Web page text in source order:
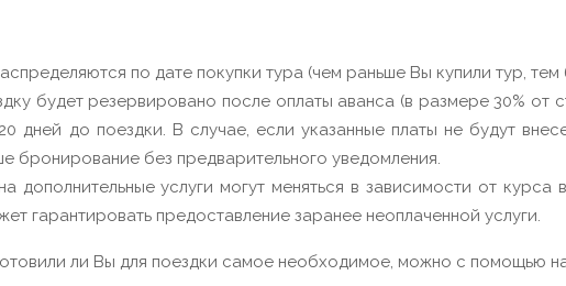
по дате покупки тура (чем раньше Вы купили тур,
будет резервировано после оплаты аванса (в размере 30% от
дней до поездки. В случае, если указанные платы не будут
бронирование без предварительного уведомления.
дополнительные услуги могут меняться в зависимости от
гарантировать предоставление заранее неоплаченной услуги.
ли Вы для поездки самое необходимое, можно с помощью